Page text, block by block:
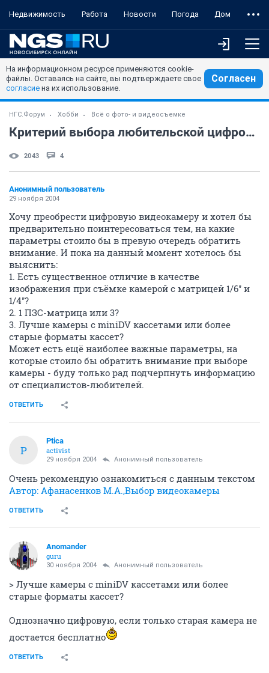
Недвижимость Работа Новости Погода Дом
На информационном ресурсе применяются cookie-
файлы. Оставаясь на сайте, вы подтверждаете свое
согласие на их использование.
Согласен
НГС.Форум Хобби Всё о фото- и видеосъемке
Критерий выбора любительской цифровой видеокамеры
2043 4
Анонимный пользователь
29 ноября 2004
Хочу преобрести цифровую видеокамеру и хотел бы
предварительно поинтересоваться тем, на какие
параметры стоило бы в превую очередь обратить
внимание. И пока на данный момент хотелось бы
выяснить:
1. Есть существенное отличие в качестве
изображения при съёмке камерой с матрицей 1/6'' и
1/4''?
2. 1 ПЗС-матрица или 3?
3. Лучше камеры с miniDV кассетами или более
старые форматы кассет?
Может есть ещё наиболее важные параметры, на
которые стоило бы обратить внимание при выборе
камеры - буду только рад подчерпнуть информацию
от специалистов-любителей.
ОТВЕТИТЬ
P
Ptica
activist
29 ноября 2004 Анонимный пользователь
Очень рекомендую ознакомиться с данным текстом
Автор: Афанасенков М.А.,Выбор видеокамеры
ОТВЕТИТЬ
Anomander
guru
30 ноября 2004 Анонимный пользователь
> Лучше камеры с miniDV кассетами или более
старые форматы кассет?
Однозначно цифровую, если только старая камера не
достается бесплатно
ОТВЕТИТЬ